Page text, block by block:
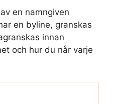
en namngiven
en byline, granskas
innan
och hur du når varje